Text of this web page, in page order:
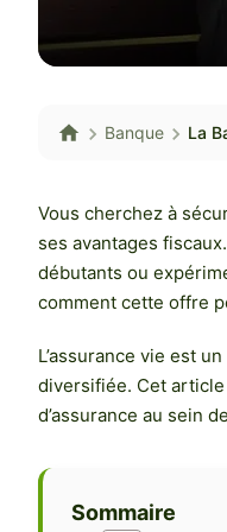
Banque La
Vous cherchez à
ses avantages
débutants ou
comment cette offre
L’assurance vie est
diversifiée. Cet
d’assurance au sein
Sommaire